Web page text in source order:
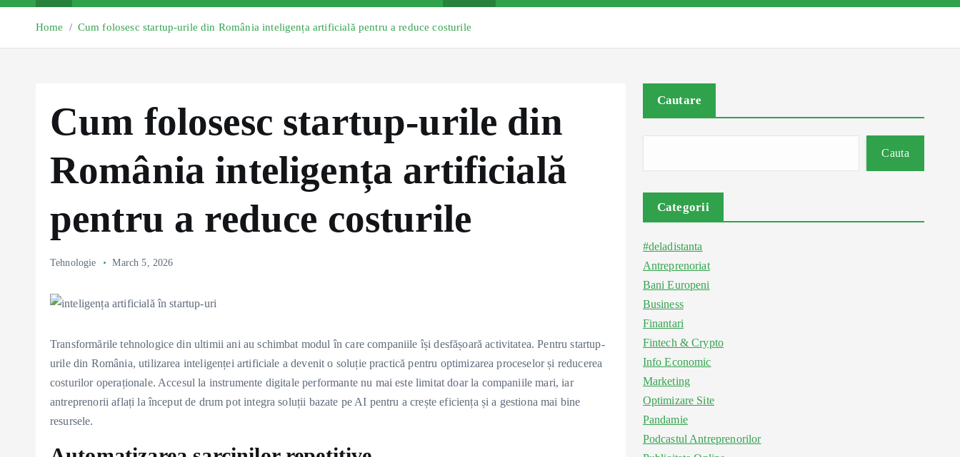
Home Cum folosesc startup-urile din România inteligența artificială pentru a reduce costurile
Cum folosesc startup-urile din
România inteligența artificială
pentru a reduce costurile
Tehnologie March 5, 2026
Transformările tehnologice din ultimii ani au schimbat modul în care companiile își desfășoară activitatea. Pentru startup-
urile din România, utilizarea inteligenței artificiale a devenit o soluție practică pentru optimizarea proceselor și reducerea
costurilor operaționale. Accesul la instrumente digitale performante nu mai este limitat doar la companiile mari, iar
antreprenorii aflați la început de drum pot integra soluții bazate pe AI pentru a crește eficiența și a gestiona mai bine
resursele.
Cautare
Cauta
Categorii
#deladistanta
Antreprenoriat
Bani Europeni
Business
Finantari
Fintech & Crypto
Info Economic
Marketing
Optimizare Site
Pandamie
Podcastul Antreprenorilor